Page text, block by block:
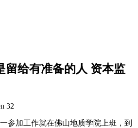
留给有准备的人 资本监
32
参加工作就在佛山地质学院上班，到